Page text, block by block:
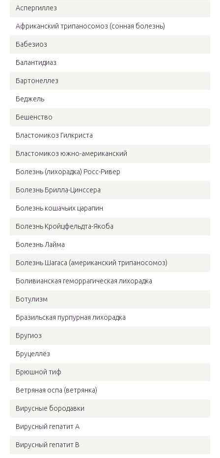
Аспергиллез
Африканский трипаносомоз (сонная болезнь)
Бабезиоз
Балантидиаз
Бартонеллез
Беджель
Бешенство
Бластомикоз Гилкриста
Бластомикоз южно-американский
Болезнь (лихорадка) Росс-Ривер
Болезнь Брилла-Цинссера
Болезнь кошачьих царапин
Болезнь Кройцфельдта-Якоба
Болезнь Лайма
Болезнь Шагаса (американский трипаносомоз)
Боливианская геморрагическая лихорадка
Ботулизм
Бразильская пурпурная лихорадка
Бругиоз
Бруцеллёз
Брюшной тиф
Ветряная оспа (ветрянка)
Вирусные бородавки
Вирусный гепатит A
Вирусный гепатит В